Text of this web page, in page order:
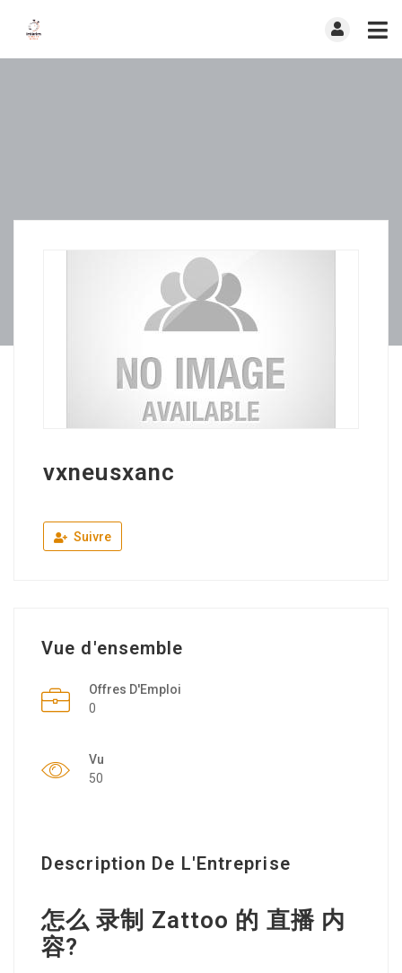
vxneusxanc
Suivre
Vue d'ensemble
Offres D'Emploi
0
Vu
50
Description De L'Entreprise
怎么 录制 Zattoo 的 直播 内
容?